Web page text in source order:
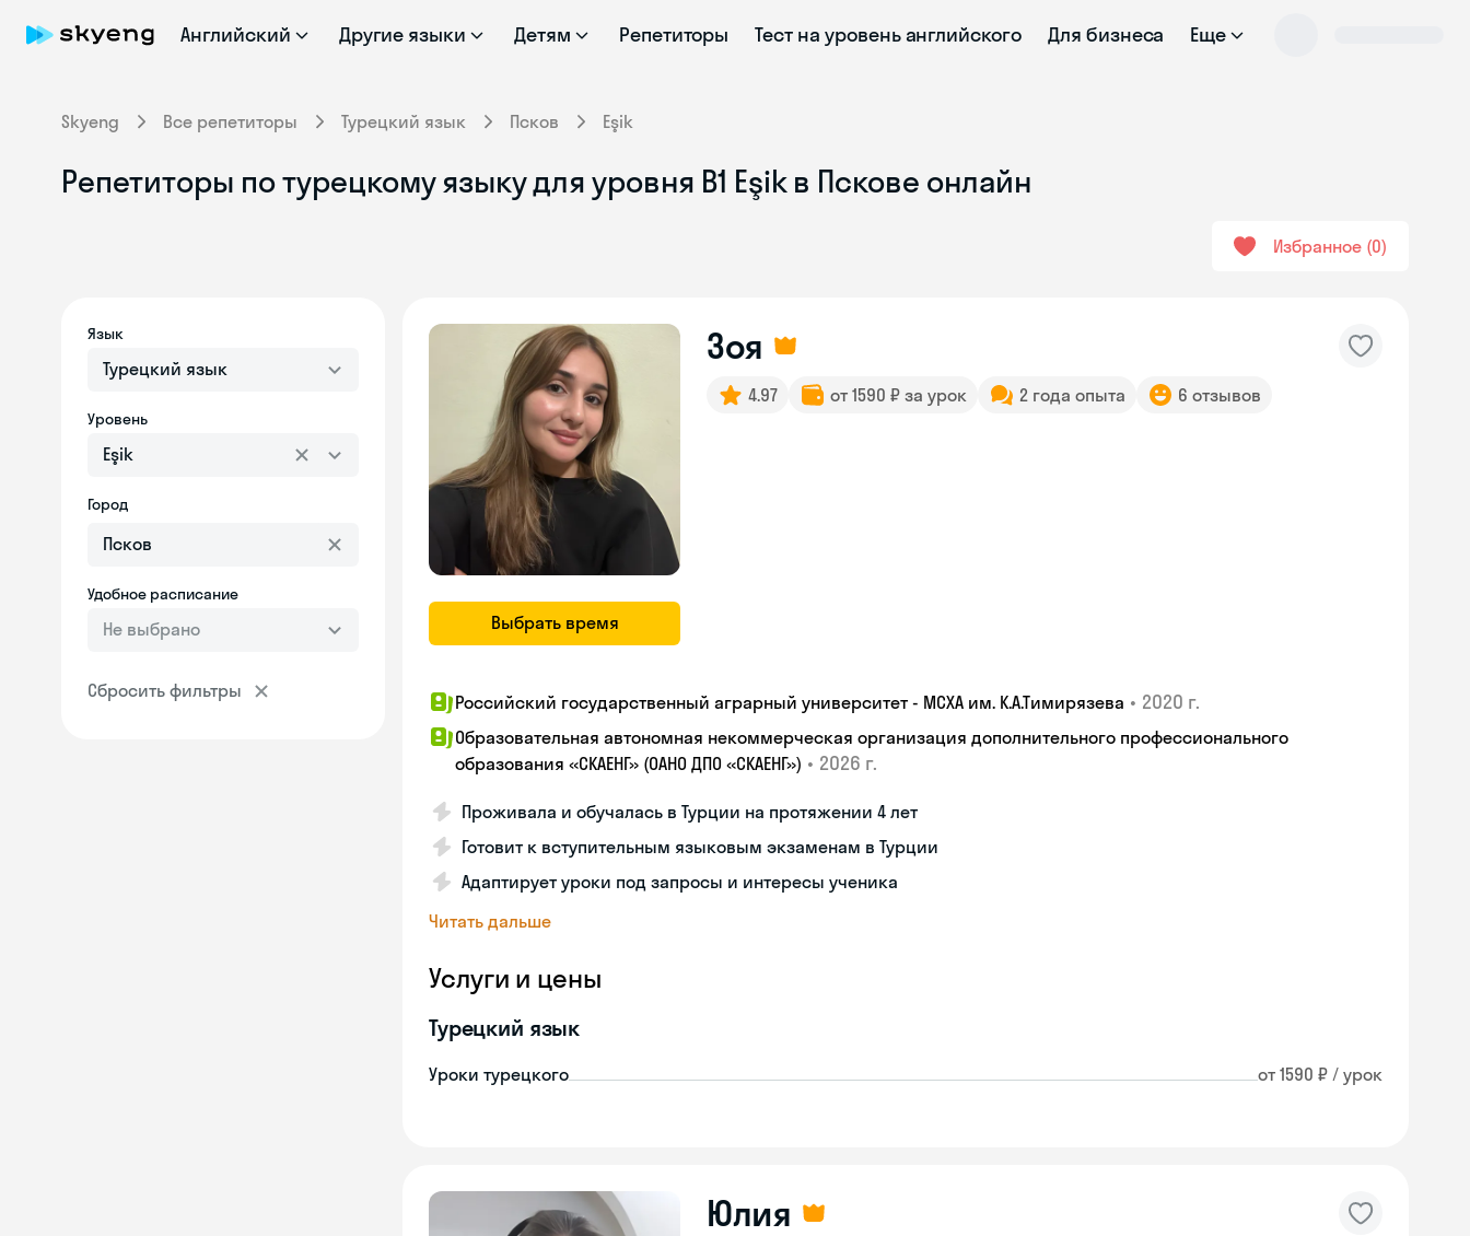
Английский Другие языки Детям Репетиторы Тест на уровень английского Для бизнеса Еще
Skyeng Все репетиторы Турецкий язык Псков Eşik
Репетиторы по турецкому языку для уровня B1 Eşik в Пскове онлайн
Избранное 0
Язык
Турецкий язык
Уровень
Eşik
Город
Удобное расписание
Не выбрано
Сбросить фильтры
Выбрать время
Зоя
4.97 от 1590 ₽ за урок 2 года опыта 6 отзывов
Российский государственный аграрный университет - МСХА им. К.А.Тимирязева • 2020 г.
Образовательная автономная некоммерческая организация дополнительного профессионального
образования «СКАЕНГ» (ОАНО ДПО «СКАЕНГ») • 2026 г.
Проживала и обучалась в Турции на протяжении 4 лет
Готовит к вступительным языковым экзаменам в Турции
Адаптирует уроки под запросы и интересы ученика
Читать дальше
Услуги и цены
Турецкий язык
Уроки турецкого от 1590 ₽ / урок
Юлия